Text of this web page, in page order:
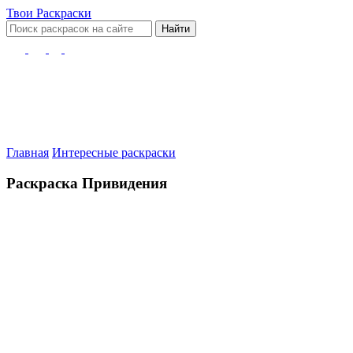
Твои Раскраски
Найти
Главная Интересные раскраски
Раскраска Привидения